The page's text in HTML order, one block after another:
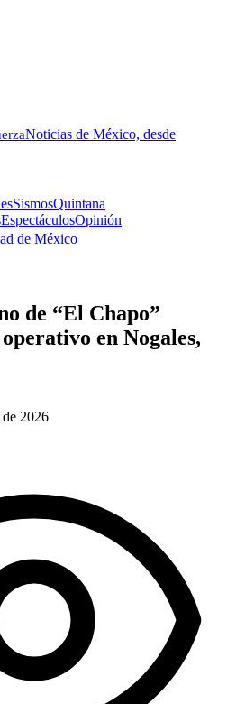
Noticias de México, desde
SismosQuintana
EspectáculosOpinión
de México
de “El Chapo”
en Nogales,
2026